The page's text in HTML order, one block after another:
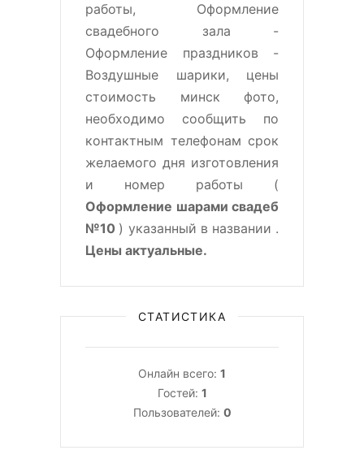
работы, Оформление
свадебного зала -
Оформление праздников -
Воздушные шарики, цены
стоимость минск фото,
необходимо сообщить по
контактным телефонам срок
желаемого дня изготовления
и номер работы (
Оформление шарами свадеб
№10 ) указанный в названии .
Цены актуальные.
СТАТИСТИКА
Онлайн всего: 1
Гостей: 1
Пользователей: 0